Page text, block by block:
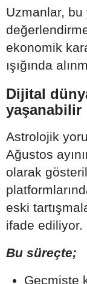
Uzmanlar, bu
ekonomik
ışığında
Dijital
yaşanabilir
Astrolojik
Ağustos
olarak
eski
ifade ediliyor.
Bu süreçte;
Geçmişte